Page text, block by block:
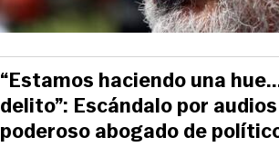
“Estamos haciendo una
delito”: Escándalo por
poderoso abogado de